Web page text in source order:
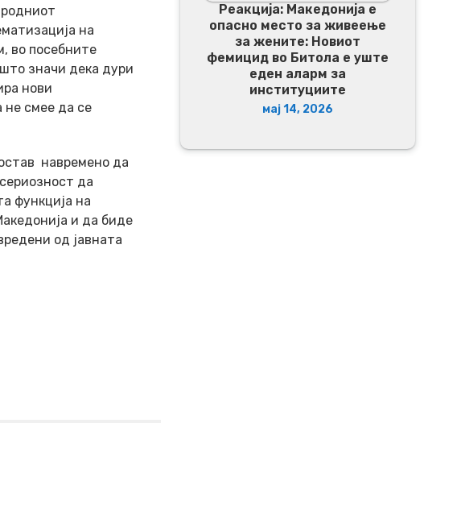
на
во посебните
значи дека дури
нови
не смее да се
навремено да
да
функција на
и да биде
од јавната
Реакција: Македонија е
опасно место за живеење
за жените: Новиот
фемицид во Битола е уште
еден аларм за
институциите
мај 14, 2026